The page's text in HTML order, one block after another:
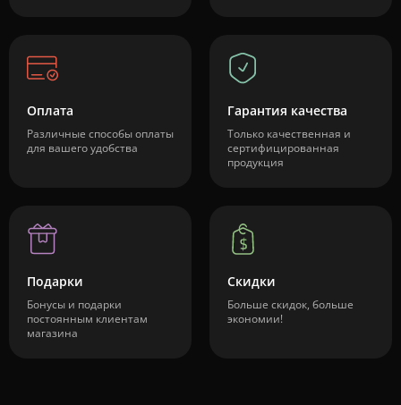
Оплата
Различные способы оплаты
для вашего удобства
Гарантия качества
Только качественная и
сертифицированная
продукция
Подарки
Бонусы и подарки
постоянным клиентам
магазина
Скидки
Больше скидок, больше
экономии!